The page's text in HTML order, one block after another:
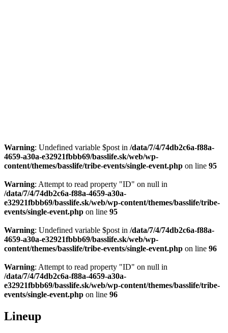
Warning: Undefined variable $post in /data/7/4/74db2c6a-f88a-
4659-a30a-e32921fbbb69/basslife.sk/web/wp-
content/themes/basslife/tribe-events/single-event.php on line 95
Warning: Attempt to read property "ID" on null in
/data/7/4/74db2c6a-f88a-4659-a30a-
e32921fbbb69/basslife.sk/web/wp-content/themes/basslife/tribe-
events/single-event.php on line 95
Warning: Undefined variable $post in /data/7/4/74db2c6a-f88a-
4659-a30a-e32921fbbb69/basslife.sk/web/wp-
content/themes/basslife/tribe-events/single-event.php on line 96
Warning: Attempt to read property "ID" on null in
/data/7/4/74db2c6a-f88a-4659-a30a-
e32921fbbb69/basslife.sk/web/wp-content/themes/basslife/tribe-
events/single-event.php on line 96
Lineup